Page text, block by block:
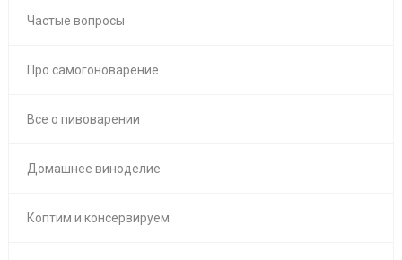
Частые вопросы
Про самогоноварение
Все о пивоварении
Домашнее виноделие
Коптим и консервируем